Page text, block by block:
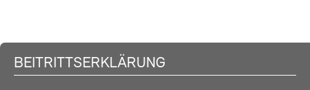
BEITRITTSERKLÄRUNG